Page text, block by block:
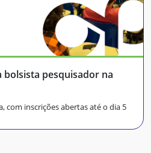
bolsista pesquisador na
com inscrições abertas até o dia 5